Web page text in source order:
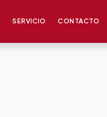
SERVICIO CONTACTO